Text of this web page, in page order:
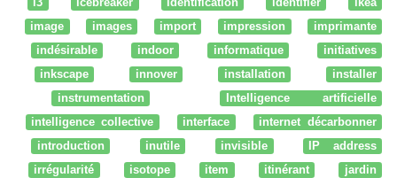
i3
icebreaker identification identifier
ikea
image
images import impression
imprimante
indésirable
indoor informatique
initiatives
inkscape
innover installation
installer
instrumentation
Intelligence artificielle
intelligence collective
interface
internet décarbonner
introduction
inutile invisible
IP address
irrégularité
isotope item itinérant
jardin